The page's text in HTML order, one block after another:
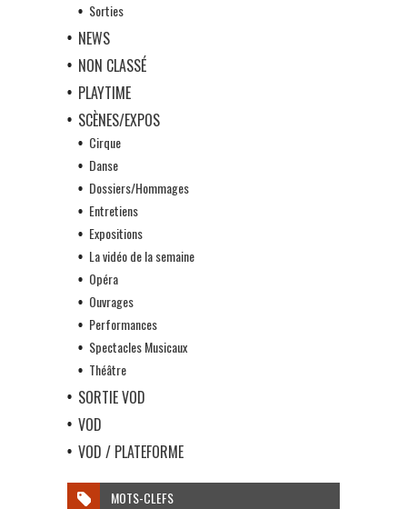
Sorties
NEWS
NON CLASSÉ
PLAYTIME
SCÈNES/EXPOS
Cirque
Danse
Dossiers/Hommages
Entretiens
Expositions
La vidéo de la semaine
Opéra
Ouvrages
Performances
Spectacles Musicaux
Théâtre
SORTIE VOD
VOD
VOD / PLATEFORME
MOTS-CLEFS